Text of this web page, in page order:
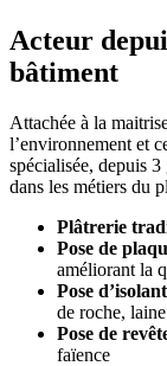
Acteur
bâtiment
Attachée à la
l’environnement et
spécialisée, depuis 3
dans les métiers du
Plâtrerie
Pose de
améliorant la
Pose
de roche,
Pose de
faïence